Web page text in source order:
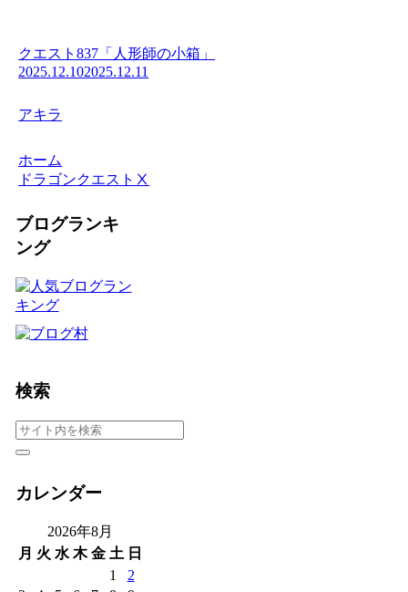
クエスト837「人形師の小箱」
2025.12.102025.12.11
アキラ
ホーム
ドラゴンクエストⅩ
ブログランキ
ング
検索
カレンダー
2026年8月
月 火 水 木 金 土 日
1
2